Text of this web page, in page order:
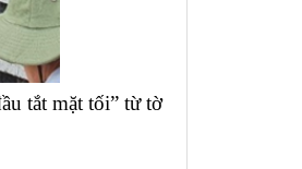
tắt mặt tối” từ tờ